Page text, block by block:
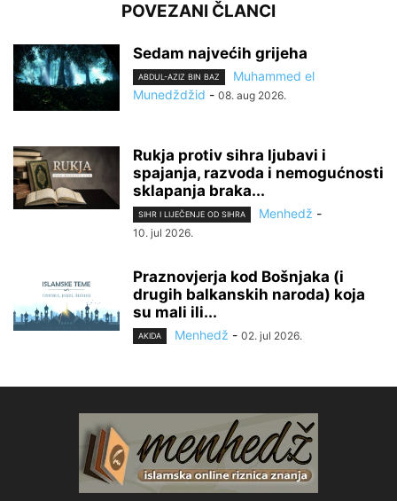
POVEZANI ČLANCI
Sedam najvećih grijeha
ABDUL-AZIZ BIN BAZ
Muhammed el
Munedždžid - 08. aug 2026.
Rukja protiv sihra ljubavi i
spajanja, razvoda i nemogućnosti
sklapanja braka...
SIHR I LIJEČENJE OD SIHRA Menhedž -
10. jul 2026.
Praznovjerja kod Bošnjaka (i
drugih balkanskih naroda) koja
su mali ili...
AKIDA Menhedž - 02. jul 2026.